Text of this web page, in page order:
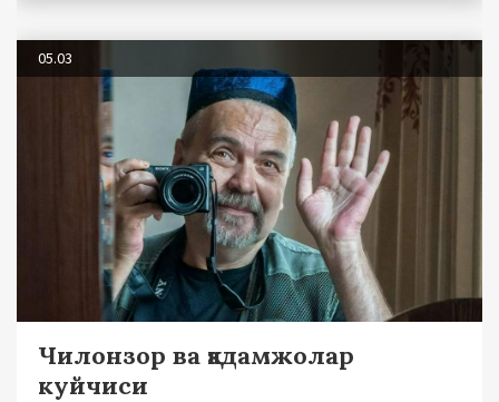
05.03
Чилонзор ва қадамжолар
куйчиси